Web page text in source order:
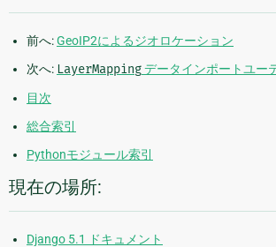
前へ:GeoIP2によるジオロケーション
次へ: LayerMappingデータインポートユー
目次
総合索引
Pythonモジュール索引
現在の場所:
Django 5.1 ドキュメント